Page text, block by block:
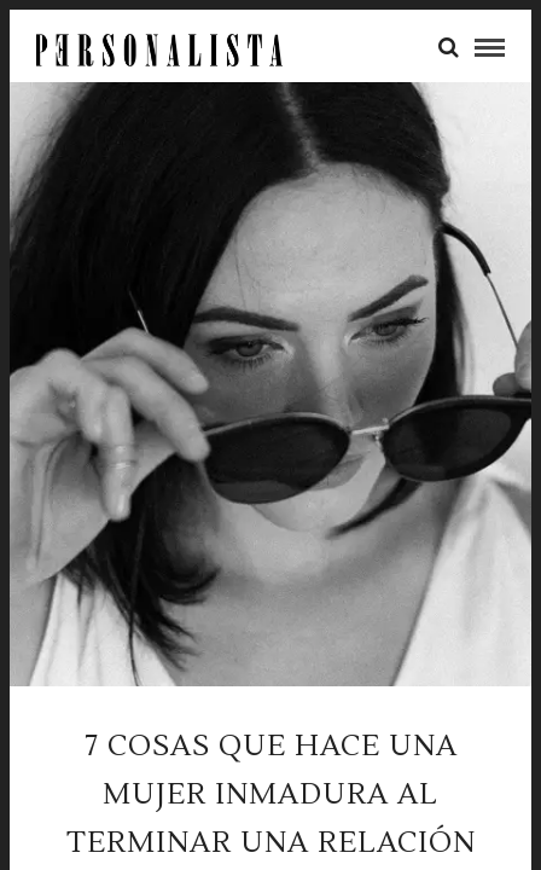
7 COSAS QUE HACE UNA
MUJER INMADURA AL
TERMINAR UNA RELACIÓN